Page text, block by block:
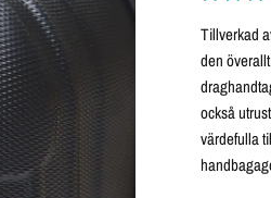
Tillverkad
den
också
värdefulla